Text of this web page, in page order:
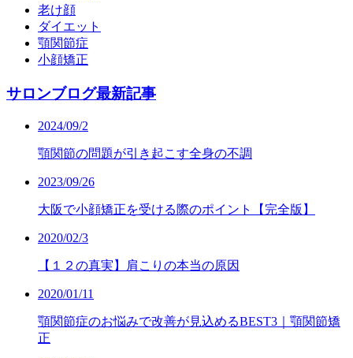
老け顔
ダイエット
顎関節症
小顔矯正
サロンブログ最新記事
2024/09/2
顎関節の問題が引き起こす全身の不調
2023/09/26
大阪で小顔矯正を受ける際のポイント【完全版】
2020/02/3
【１２の真実】肩こりの本当の原因
2020/01/11
顎関節症のお悩みで改善が見込めるBEST3｜顎関節矯
正